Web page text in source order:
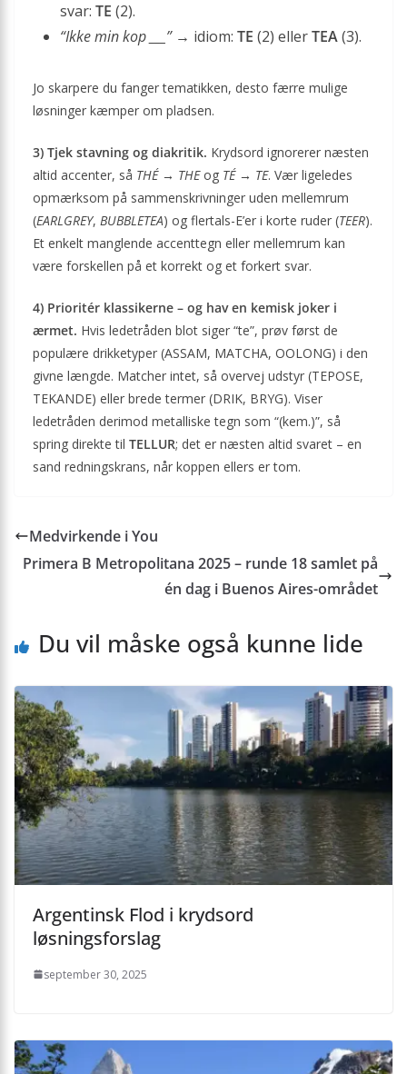
svar: TE (2).
“Ikke min kop ___”→ idiom: TE (2) ellerTEA(3).
Jo skarpere du fanger tematikken, desto færre mulige
løsninger kæmper om pladsen.
3) Tjek stavning og diakritik. Krydsord ignorerer næsten
altid accenter, så THÉ → THEog TÉ → TE. Vær ligeledes
opmærksom på sammenskrivninger uden mellemrum
(EARLGREY, BUBBLETEA) og flertals-E’er i korte ruder (TEER).
Et enkelt manglende accenttegn eller mellemrum kan
være forskellen på et korrekt og et forkert svar.
4) Prioritér klassikerne – og hav en kemisk joker i
ærmet. Hvis ledetråden blot siger “te”, prøv først de
populære drikketyper (ASSAM, MATCHA, OOLONG) i den
givne længde. Matcher intet, så overvej udstyr (TEPOSE,
TEKANDE) eller brede termer (DRIK, BRYG). Viser
ledetråden derimod metalliske tegn som “(kem.)”, så
spring direkte til TELLUR; det er næsten altid svaret – en
sand redningskrans, når koppen ellers er tom.
Medvirkende i You
Primera B Metropolitana 2025 – runde 18 samlet på
én dag i Buenos Aires-området
Du vil måske også kunne lide
Argentinsk Flod i krydsord
løsningsforslag
september 30, 2025